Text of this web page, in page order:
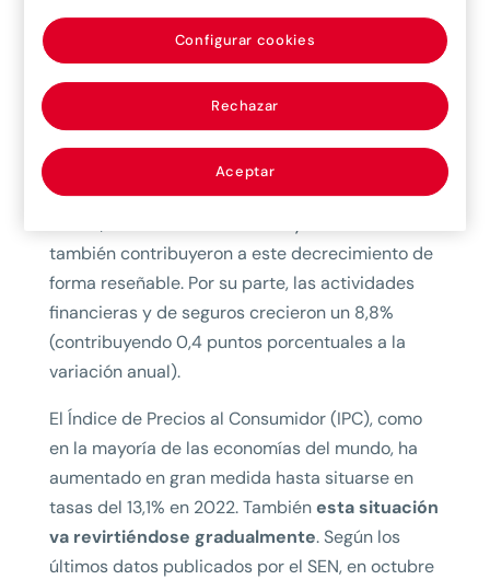
La actividad que más contribuyó al
decrecimiento del valor agregado, según
oficiales del Sistema Estadístico Nacional de
fue Industrias Manufactureras,
que decreció un 6,2% y contribuyó -0,8 puntos
a la variación anual del valor agregado, en su
serie original. El comercio al por mayor y al por
también contribuyeron a este decrecimiento de
forma reseñable. Por su parte, las actividades
financieras y de seguros crecieron un 8,8%
(contribuyendo 0,4 puntos porcentuales a la
variación anual).
El Índice de Precios al Consumidor (IPC), como
en la mayoría de las economías del mundo, ha
aumentado en gran medida hasta situarse en
tasas del 13,1% en 2022. Tambiénesta situación
va revirtiéndose gradualmente. Según los
últimos datos publicados por el SEN, en octubre
Rechazar
Aceptar
Configurar cookies